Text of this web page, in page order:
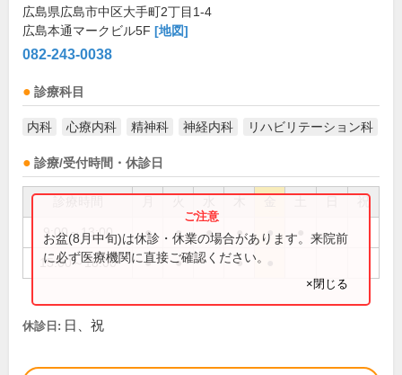
広島県広島市中区大手町2丁目1-4
広島本通マークビル5F [地図]
082-243-0038
診療科目
内科 心療内科 精神科 神経内科 リハビリテーション科
診療/受付時間・休診日
祝
9:00～13:00 ● ● ● ● ●
15:00～18:00 ● ● ●
お盆(8月中旬)は休診・休業の場合があります。来院前
に必ず医療機関に直接ご確認ください。
×閉じる
休診日: 日、祝